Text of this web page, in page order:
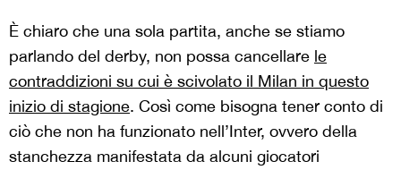
È chiaro che una sola partita, anche se stiamo
parlando del derby, non possa cancellare le
contraddizioni su cui è scivolato il Milan in questo
inizio di stagione. Così come bisogna tener conto di
ciò che non ha funzionato nell’Inter, ovvero della
stanchezza manifestata da alcuni giocatori